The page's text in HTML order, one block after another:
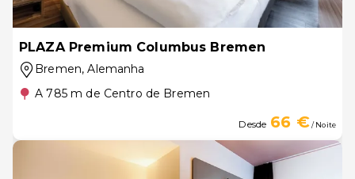
PLAZA Premium Columbus Bremen
Bremen, Alemanha
A 785 m de Centro de Bremen
Desde 66 €/ Noite